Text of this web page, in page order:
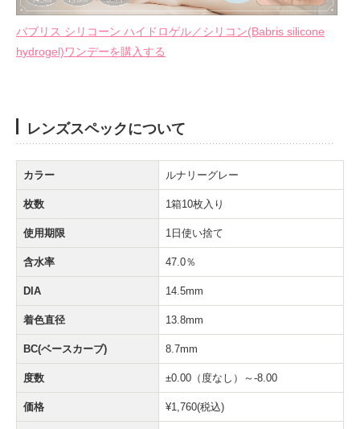
バブリス シリコーン ハイドロゲル／シリコン(Babris silicone
hydrogel)ワンデーを購入する
レンズスペックについて
カラー ルナリーグレー
枚数 1箱10枚入り
使用期限 1日使い捨て
含水率 47.0％
DIA 14.5mm
着色直径 13.8mm
BC(ベースカーブ) 8.7mm
度数 ±0.00（度なし）～-8.00
価格 ¥1,760(税込)